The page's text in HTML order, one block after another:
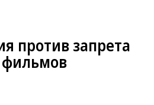
против запрета